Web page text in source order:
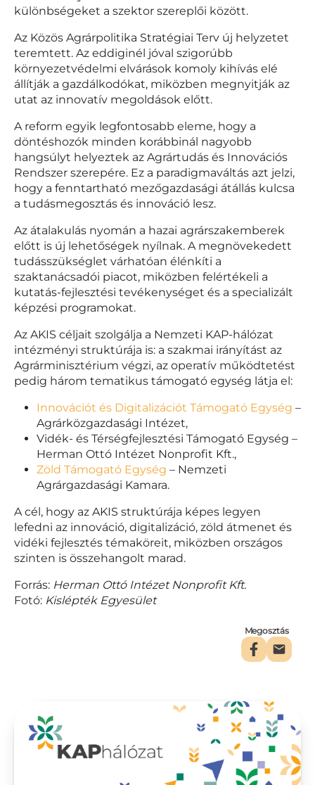
különbségeket a szektor szereplői között.
Az Közös Agrárpolitika Stratégiai Terv új helyzetet
teremtett. Az eddiginél jóval szigorúbb
környezetvédelmi elvárások komoly kihívás elé
állítják a gazdálkodókat, miközben megnyitják az
utat az innovatív megoldások előtt.
A reform egyik legfontosabb eleme, hogy a
döntéshozók minden korábbinál nagyobb
hangsúlyt helyeztek az Agrártudás és Innovációs
Rendszer szerepére. Ez a paradigmaváltás azt jelzi,
hogy a fenntartható mezőgazdasági átállás kulcsa
a tudásmegosztás és innováció lesz.
Az átalakulás nyomán a hazai agrárszakemberek
előtt is új lehetőségek nyílnak. A megnövekedett
tudásszükséglet várhatóan élénkíti a
szaktanácsadói piacot, miközben felértékeli a
kutatás-fejlesztési tevékenységet és a specializált
képzési programokat.
Az AKIS céljait szolgálja a Nemzeti KAP-hálózat
intézményi struktúrája is: a szakmai irányítást az
Agrárminisztérium végzi, az operatív működtetést
pedig három tematikus támogató egység látja el:
Innovációt és Digitalizációt Támogató Egység –
Agrárközgazdasági Intézet,
Vidék- és Térségfejlesztési Támogató Egység –
Herman Ottó Intézet Nonprofit Kft.,
Zöld Támogató Egység – Nemzeti
Agrárgazdasági Kamara.
A cél, hogy az AKIS struktúrája képes legyen
lefedni az innováció, digitalizáció, zöld átmenet és
vidéki fejlesztés témaköreit, miközben országos
szinten is összehangolt marad.
Forrás: Herman Ottó Intézet Nonprofit Kft.
Fotó: Kislépték Egyesület
Megosztás